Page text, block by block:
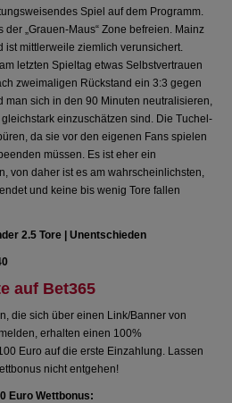
Spiel auf dem Programm.
„Grauen-Maus“ Zone befreien. Mainz
ist mittlerweile ziemlich verunsichert.
letzten Spieltag etwas Selbstvertrauen
zweimaligen Rückstand ein 3:3 gegen
man sich in den 90 Minuten neutralisieren,
einzuschätzen sind. Die Tuchel-
da sie vor den eigenen Fans spielen
müssen. Es ist eher ein
von daher ist es am wahrscheinlichsten,
und keine bis wenig Tore fallen
2.5 Tore | Unentschieden
auf Bet365
die sich über einen Link/Banner von
erhalten einen 100%
Euro auf die erste Einzahlung. Lassen
nicht entgehen!
Euro Wettbonus: